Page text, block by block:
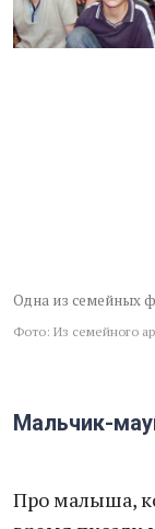
Одна из семейных
Фото: Из семейного
Мальчик-
Про малыша,